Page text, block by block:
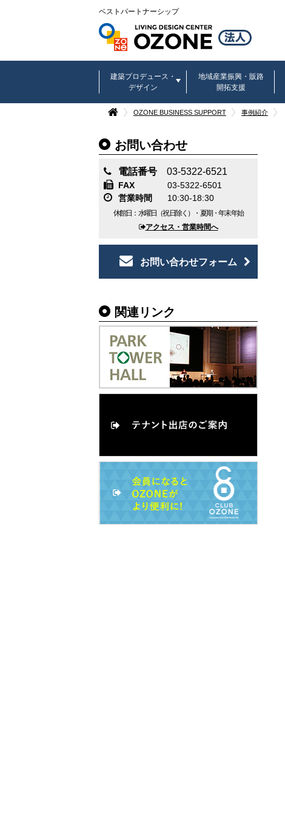
ベストパートナーシップ
建築プロデュース・
デザイン
地域産業振興・販路
開拓支援
OZONE BUSINESS SUPPORT 事例紹介
お問い合わせ
電話番号 03-5322-6521
FAX
03-5322-6501
営業時間
10:30-18:30
休館日：水曜日（祝日除く）・夏期・年末年始
アクセス・営業時間へ
お問い合わせフォーム
関連リンク